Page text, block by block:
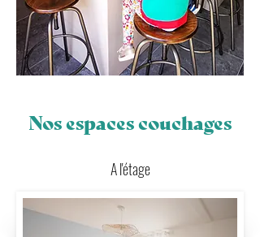
Nos espaces couchages
A l'étage